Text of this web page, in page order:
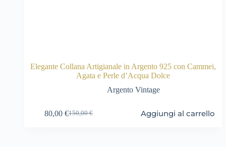
Elegante Collana Artigianale in Argento 925 con Cammei,
Agata e Perle d’Acqua Dolce
Argento Vintage
150,00€
Il
80,00 €Il
Aggiungi al carrello